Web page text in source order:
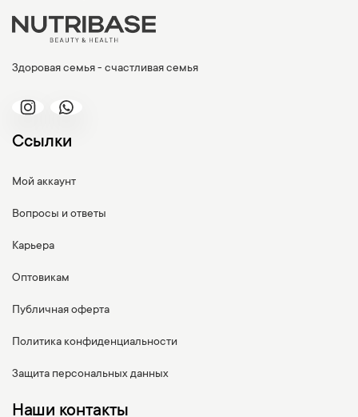
Здоровая семья - счастливая семья
Ссылки
Мой аккаунт
Вопросы и ответы
Карьера
Оптовикам
Публичная оферта
Политика конфиденциальности
Защита персональных данных
Наши контакты